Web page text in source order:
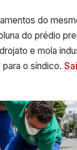
do
do prédio
e mola
o síndico.